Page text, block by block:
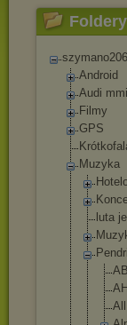
Foldery
szymano206
Android
Audi
Filmy
GPS
Muzyka
luta